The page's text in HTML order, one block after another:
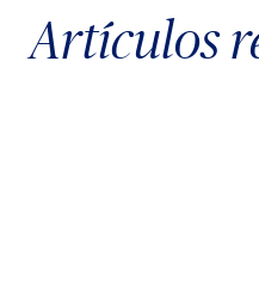
Artículos